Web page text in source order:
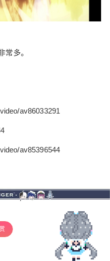
常多。
av86033291
av85396544